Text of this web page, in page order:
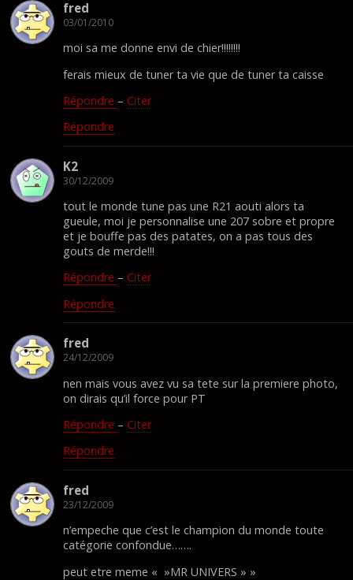
fred
03/01/2010
moi sa me donne envi de chier!!!!!!!!
ferais mieux de tuner ta vie que de tuner ta caisse
Répondre – Citer
Répondre
K2
30/12/2009
tout le monde tune pas une R21 aouti alors ta
gueule, moi je personnalise une 207 sobre et propre
et je bouffe pas des patates, on a pas tous des
gouts de merde!!!
Répondre – Citer
Répondre
fred
24/12/2009
nen mais vous avez vu sa tete sur la premiere photo,
on dirais qu’il force pour PT
Répondre – Citer
Répondre
fred
23/12/2009
n’empeche que c’est le champion du monde toute
catégorie confondue…….
peut etre meme « »MR UNIVERS » »